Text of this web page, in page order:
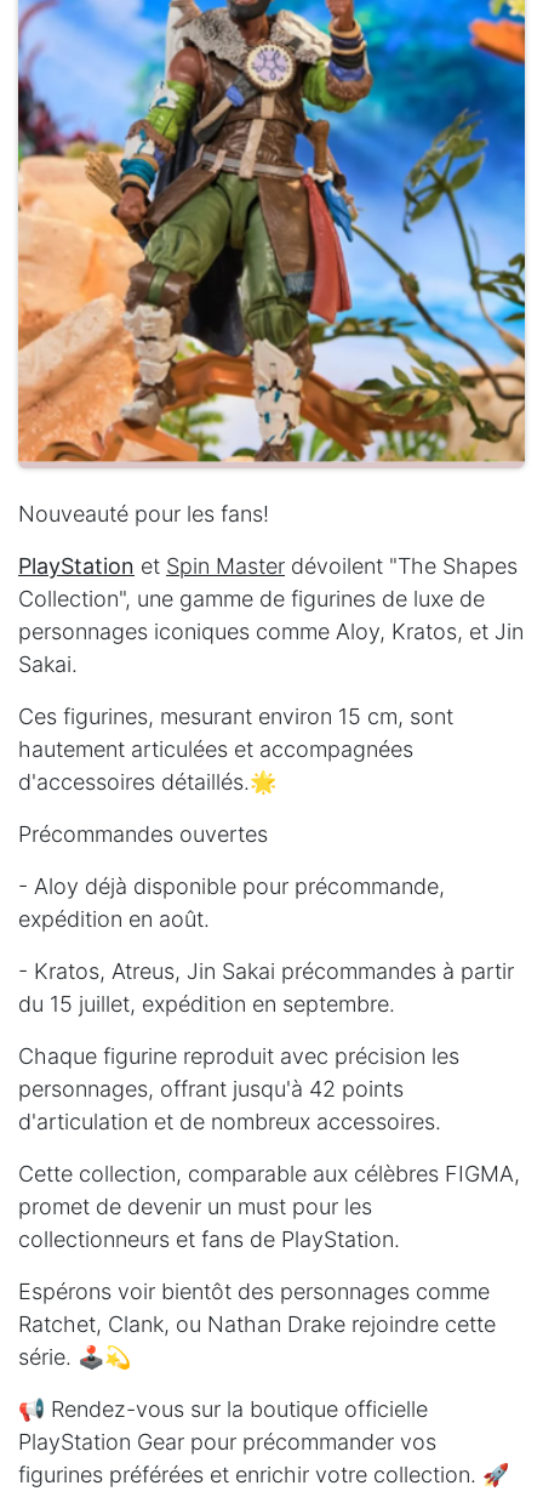
Nouveauté pour les fans!
PlayStation et Spin Master dévoilent "The Shapes
Collection", une gamme de figurines de luxe de
personnages iconiques comme Aloy, Kratos, et Jin
Sakai.
Ces figurines, mesurant environ 15 cm, sont
hautement articulées et accompagnées
d'accessoires détaillés.🌟
Précommandes ouvertes
- Aloy déjà disponible pour précommande,
expédition en août.
- Kratos, Atreus, Jin Sakai précommandes à partir
du 15 juillet, expédition en septembre.
Chaque figurine reproduit avec précision les
personnages, offrant jusqu'à 42 points
d'articulation et de nombreux accessoires.
Cette collection, comparable aux célèbres FIGMA,
promet de devenir un must pour les
collectionneurs et fans de PlayStation.
Espérons voir bientôt des personnages comme
Ratchet, Clank, ou Nathan Drake rejoindre cette
série. 🕹️💫
📢 Rendez-vous sur la boutique officielle
PlayStation Gear pour précommander vos
figurines préférées et enrichir votre collection. 🚀